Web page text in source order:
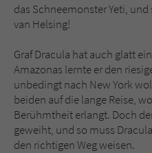
das Schneemonster Yeti,
van Helsing!
Graf Dracula hat auch glatt
Amazonas lernte er den
unbedingt nach New York
beiden auf die lange Reise,
Berühmtheit erlangt. Doch
geweiht, und so muss
den richtigen Weg weisen.